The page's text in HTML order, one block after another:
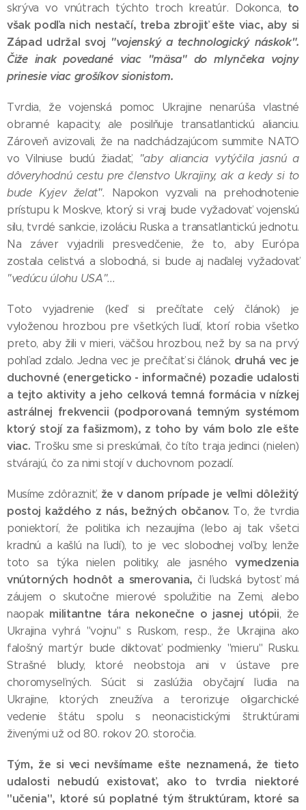
skrýva vo vnútrach týchto troch kreatúr. Dokonca, to
však podľa nich nestačí, treba zbrojiť ešte viac, aby si
Západ udržal svoj "vojenský a technologický náskok".
Čiže inak povedané viac "mäsa" do mlynčeka vojny
prinesie viac grošíkov sionistom.
Tvrdia, že vojenská pomoc Ukrajine nenarúša vlastné
obranné kapacity, ale posilňuje transatlantickú alianciu.
Zároveň avizovali, že na nadchádzajúcom summite NATO
vo Vilniuse budú žiadať,
"aby aliancia vytýčila jasnú a
dôveryhodnú cestu pre členstvo Ukrajiny, ak a kedy si to
bude Kyjev želať". Napokon vyzvali na prehodnotenie
prístupu k Moskve, ktorý si vraj bude vyžadovať vojenskú
silu, tvrdé sankcie, izoláciu Ruska a transatlantickú jednotu.
Na záver vyjadrili presvedčenie, že to, aby Európa
zostala celistvá a slobodná, si bude aj naďalej vyžadovať
"vedúcu úlohu USA"...
Toto vyjadrenie (keď si prečítate celý článok) je
vyloženou hrozbou pre všetkých ľudí, ktorí robia všetko
preto, aby žili v mieri, väčšou hrozbou, než by sa na prvý
pohľad zdalo. Jedna vec je prečítať si článok, druhá vec je
duchovné (energeticko - informačné) pozadie udalosti
a tejto aktivity a jeho celková temná formácia v nízkej
astrálnej frekvencii (podporovaná temným systémom
ktorý stojí za fašizmom), z toho by vám bolo zle ešte
viac. Trošku sme si preskúmali, čo títo traja jedinci (nielen)
stvárajú, čo za nimi stojí v duchovnom pozadí.
Musíme zdôrazniť, že v danom prípade je veľmi dôležitý
postoj každého z nás, bežných občanov. To, že tvrdia
poniektorí, že politika ich nezaujíma (lebo aj tak všetci
kradnú a kašlú na ľudí), to je vec slobodnej voľby, lenže
toto sa týka nielen politiky, ale jasnéhovymedzenia
vnútorných hodnôt a smerovania, či ľudská bytosť má
záujem o skutočne mierové spolužitie na Zemi, alebo
naopak militantne tára nekonečne o jasnej utópii, že
Ukrajina vyhrá "vojnu" s Ruskom, resp., že Ukrajina ako
falošný martýr bude diktovať podmienky "mieru" Rusku.
Strašné bludy, ktoré neobstoja ani v ústave pre
choromyseľných. Súcit si zaslúžia obyčajní ľudia na
Ukrajine, ktorých zneužíva a terorizuje oligarchické
vedenie štátu spolu s neonacistickými štruktúrami
živenými už od 80. rokov 20. storočia.
Tým, že si veci nevšímame ešte neznamená, že tieto
udalosti nebudú existovať, ako to tvrdia niektoré
"učenia", ktoré sú poplatné tým štruktúram, ktoré sa